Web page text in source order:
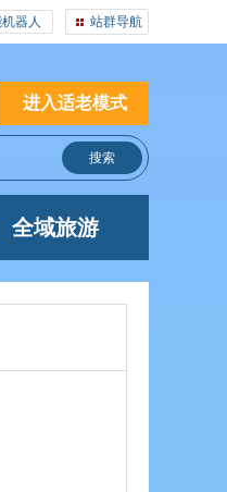
站群导航
器人
进入适老模式
全域旅游